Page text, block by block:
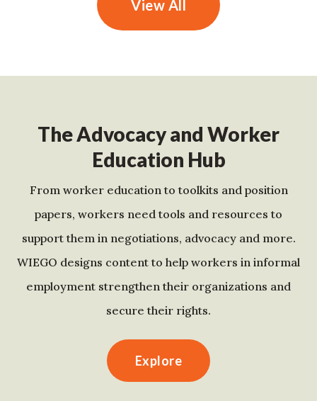
View All
The Advocacy and Worker
Education Hub
From worker education to toolkits and position
papers, workers need tools and resources to
support them in negotiations, advocacy and more.
WIEGO designs content to help workers in informal
employment strengthen their organizations and
secure their rights.
Explore